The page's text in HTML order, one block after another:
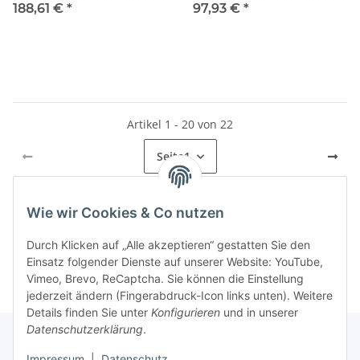
Wie wir Cookies & Co nutzen
Durch Klicken auf „Alle akzeptieren“ gestatten Sie den
Einsatz folgender Dienste auf unserer Website: YouTube,
Vimeo, Brevo, ReCaptcha. Sie können die Einstellung
jederzeit ändern (Fingerabdruck-Icon links unten). Weitere
Details finden Sie unter Konfigurieren und in unserer
Datenschutzerklärung.
150 schwarz 150 mm x 5 m
188,61 € *
80 schwarz 80 mm x 5 m
97,93 € *
Artikel 1 - 20 von 22
Seite1
Kategorien